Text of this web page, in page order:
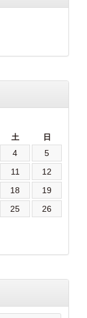
土 日
4
5
11
12
18
19
25
26